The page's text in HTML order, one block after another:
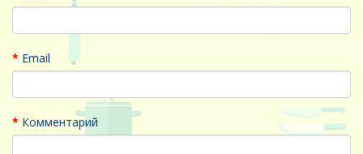
Email
Комментарий